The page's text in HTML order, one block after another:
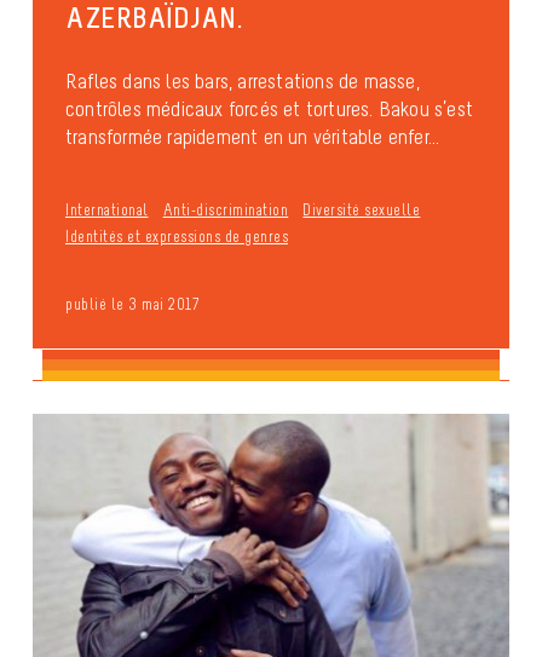
AZERBAÏDJAN.
Rafles dans les bars, arrestations de masse,
contrôles médicaux forcés et tortures. Bakou s’est
transformée rapidement en un véritable enfer...
International Anti-discrimination
Diversité sexuelle
Identités et expressions de genres
publié le 3 mai 2017